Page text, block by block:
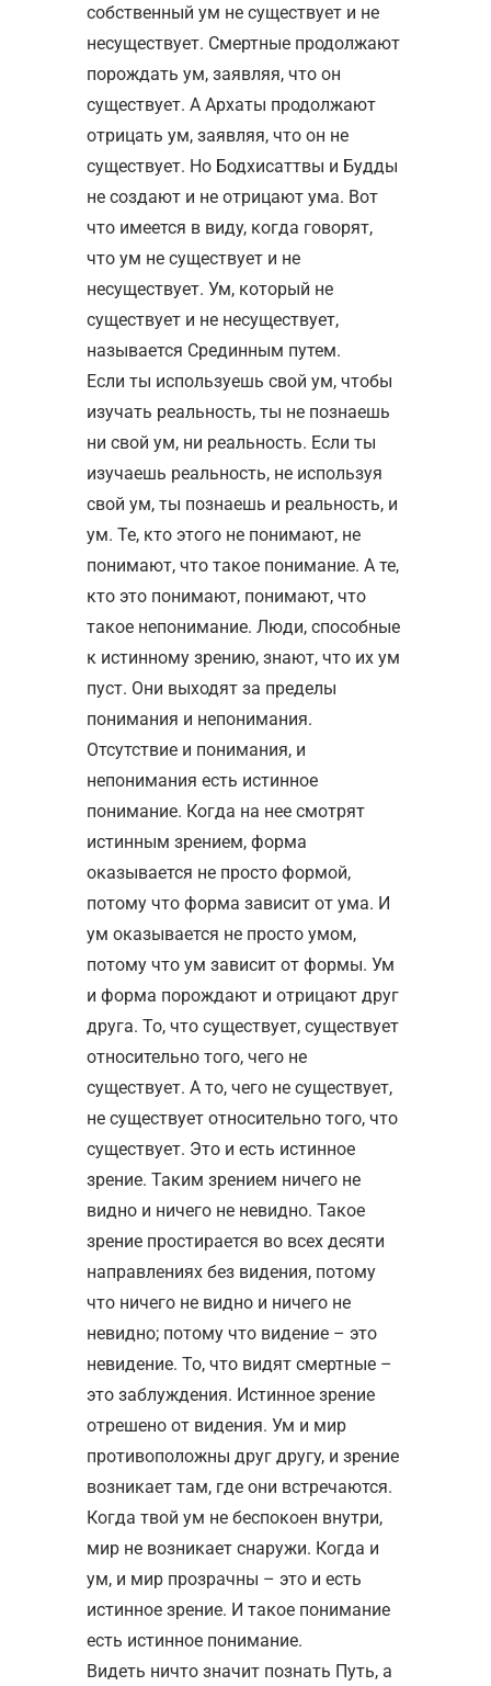
собственный ум не существует и не
несуществует. Смертные продолжают
порождать ум, заявляя, что он
существует. А Архаты продолжают
отрицать ум, заявляя, что он не
существует. Но Бодхисаттвы и Будды
не создают и не отрицают ума. Вот
что имеется в виду, когда говорят,
что ум не существует и не
несуществует. Ум, который не
существует и не несуществует,
называется Срединным путем.
Если ты используешь свой ум, чтобы
изучать реальность, ты не познаешь
ни свой ум, ни реальность. Если ты
изучаешь реальность, не используя
свой ум, ты познаешь и реальность, и
ум. Те, кто этого не понимают, не
понимают, что такое понимание. А те,
кто это понимают, понимают, что
такое непонимание. Люди, способные
к истинному зрению, знают, что их ум
пуст. Они выходят за пределы
понимания и непонимания.
Отсутствие и понимания, и
непонимания есть истинное
понимание. Когда на нее смотрят
истинным зрением, форма
оказывается не просто формой,
потому что форма зависит от ума. И
ум оказывается не просто умом,
потому что ум зависит от формы. Ум
и форма порождают и отрицают друг
друга. То, что существует, существует
относительно того, чего не
существует. А то, чего не существует,
не существует относительно того, что
существует. Это и есть истинное
зрение. Таким зрением ничего не
видно и ничего не невидно. Такое
зрение простирается во всех десяти
направлениях без видения, потому
что ничего не видно и ничего не
невидно; потому что видение – это
невидение. То, что видят смертные –
это заблуждения. Истинное зрение
отрешено от видения. Ум и мир
противоположны друг другу, и зрение
возникает там, где они встречаются.
Когда твой ум не беспокоен внутри,
мир не возникает снаружи. Когда и
ум, и мир прозрачны – это и есть
истинное зрение. И такое понимание
есть истинное понимание.
Видеть ничто значит познать Путь, а